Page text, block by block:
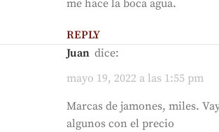
me hace la boca agua.
REPLY
Juan dice:
mayo 19, 2022 a las 1:55 pm
Marcas de jamones, miles.
algunos con el precio